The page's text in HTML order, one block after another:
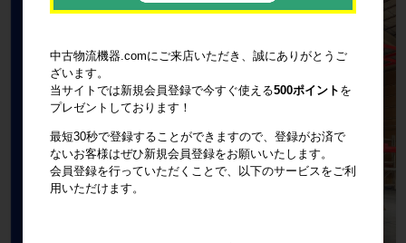
中古物流機器.comにご来店いただき、誠にありがとうご
ざいます。
当サイトでは新規会員登録で今すぐ使える500ポイント を
プレゼントしております！
最短30秒で登録することができますので、登録がお済で
ないお客様はぜひ新規会員登録をお願いいたします。
会員登録を行っていただくことで、以下のサービスをご利
用いただけます。